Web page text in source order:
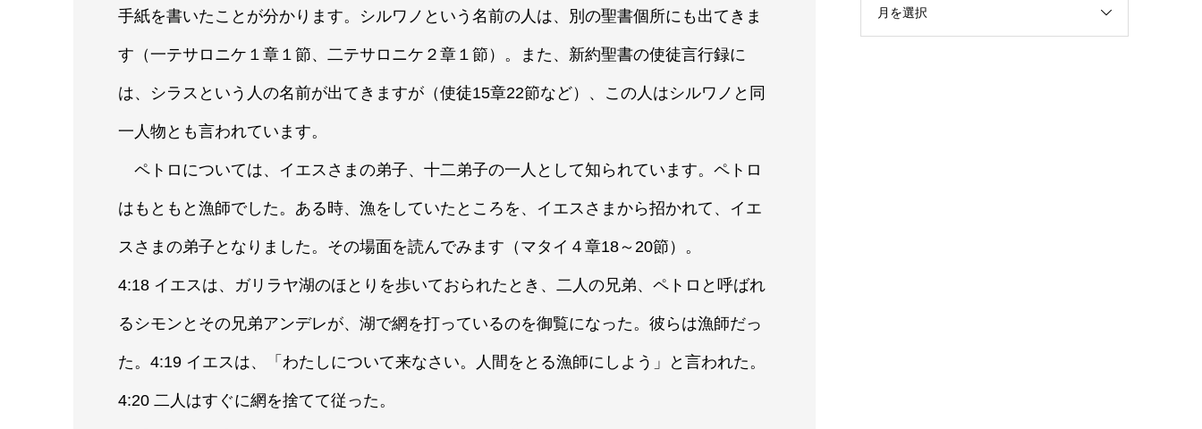
手紙を書いたことが分かります。シルワノという名前の人は、別の聖書個所にも出てきま
す（一テサロニケ１章１節、二テサロニケ２章１節）。また、新約聖書の使徒言行録に
は、シラスという人の名前が出てきますが（使徒15章22節など）、この人はシルワノと同
一人物とも言われています。
ペトロについては、イエスさまの弟子、十二弟子の一人として知られています。ペトロ
はもともと漁師でした。ある時、漁をしていたところを、イエスさまから招かれて、イエ
スさまの弟子となりました。その場面を読んでみます（マタイ４章18～20節）。
4:18 イエスは、ガリラヤ湖のほとりを歩いておられたとき、二人の兄弟、ペトロと呼ばれ
るシモンとその兄弟アンデレが、湖で網を打っているのを御覧になった。彼らは漁師だっ
た。4:19 イエスは、「わたしについて来なさい。人間をとる漁師にしよう」と言われた。
4:20 二人はすぐに網を捨てて従った。
月を選択